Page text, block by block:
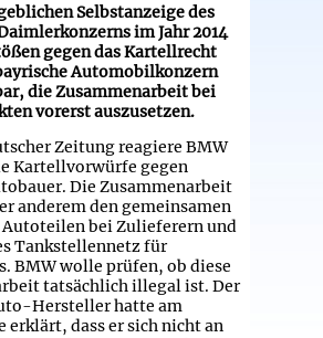
Selbstanzeige des
im Jahr 2014
gegen das Kartellrecht
Automobilkonzern
die Zusammenarbeit bei
vorerst auszusetzen.
Zeitung reagiere BMW
Kartellvorwürfe gegen
Die Zusammenarbeit
anderem den gemeinsamen
bei Zulieferern und
Tankstellennetz für
BMW wolle prüfen, ob diese
tatsächlich illegal ist. Der
Hersteller hatte am
erklärt, dass er sich nicht an